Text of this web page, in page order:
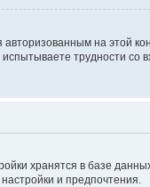
на этой
трудности
хранятся в базе
и предпочтения.